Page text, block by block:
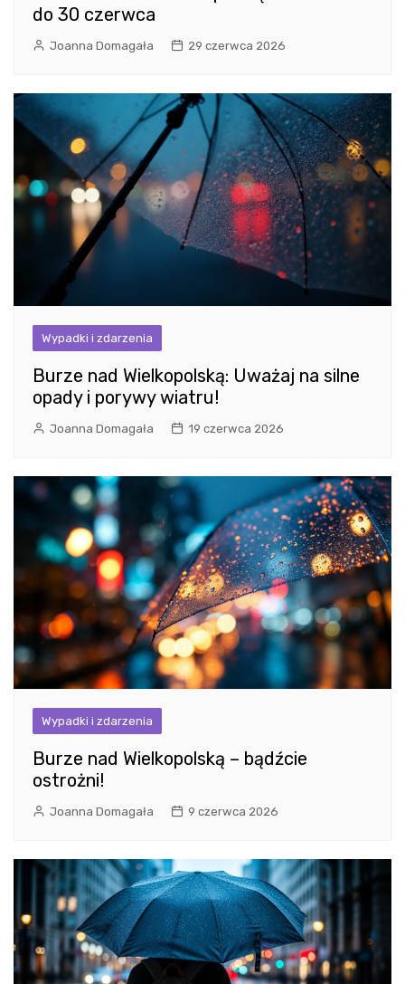
do 30 czerwca
Joanna Domagała 29 czerwca 2026
Wypadki i zdarzenia
Burze nad Wielkopolską: Uważaj na silne
opady i porywy wiatru!
Joanna Domagała 19 czerwca 2026
Wypadki i zdarzenia
Burze nad Wielkopolską – bądźcie
ostrożni!
Joanna Domagała 9 czerwca 2026